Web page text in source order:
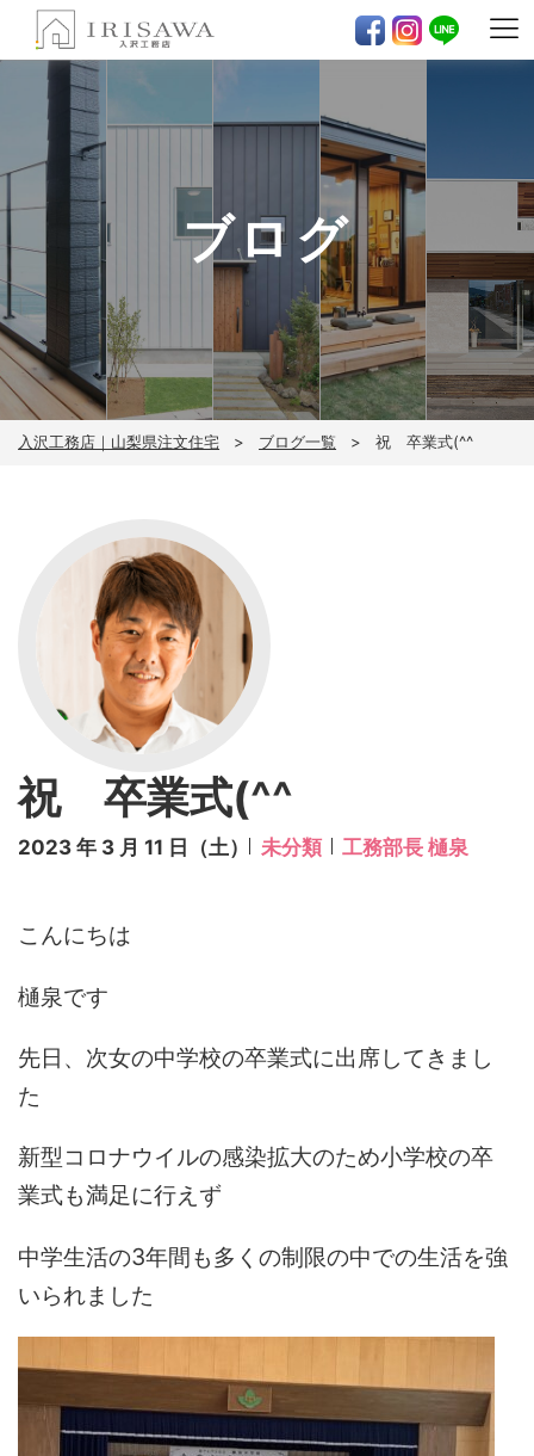
ブログ
入沢工務店｜山梨県注文住宅 ブログ一覧 祝 卒業式(^^
祝 卒業式(^^
2023 年 3 月 11 日（土） 未分類 工務部長 樋泉
こんにちは
樋泉です
先日、次女の中学校の卒業式に出席してきまし
た
新型コロナウイルの感染拡大のため小学校の卒
業式も満足に行えず
中学生活の3年間も多くの制限の中での生活を強
いられました